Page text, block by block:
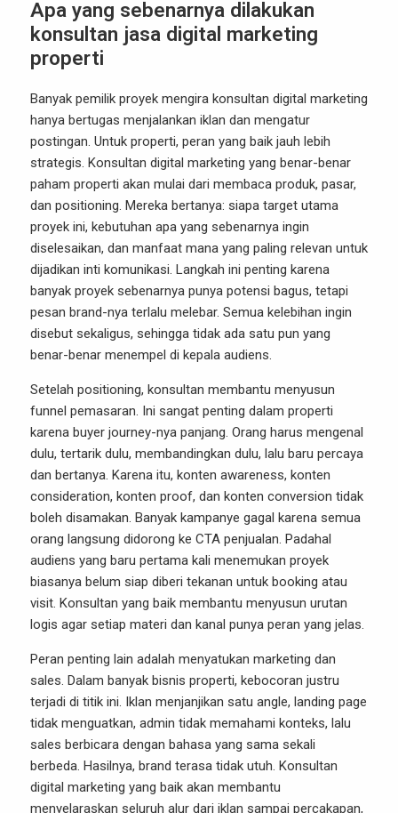
Apa yang sebenarnya dilakukan
konsultan jasa digital marketing
properti
Banyak pemilik proyek mengira konsultan digital marketing
hanya bertugas menjalankan iklan dan mengatur
postingan. Untuk properti, peran yang baik jauh lebih
strategis. Konsultan digital marketing yang benar-benar
paham properti akan mulai dari membaca produk, pasar,
dan positioning. Mereka bertanya: siapa target utama
proyek ini, kebutuhan apa yang sebenarnya ingin
diselesaikan, dan manfaat mana yang paling relevan untuk
dijadikan inti komunikasi. Langkah ini penting karena
banyak proyek sebenarnya punya potensi bagus, tetapi
pesan brand-nya terlalu melebar. Semua kelebihan ingin
disebut sekaligus, sehingga tidak ada satu pun yang
benar-benar menempel di kepala audiens.
Setelah positioning, konsultan membantu menyusun
funnel pemasaran. Ini sangat penting dalam properti
karena buyer journey-nya panjang. Orang harus mengenal
dulu, tertarik dulu, membandingkan dulu, lalu baru percaya
dan bertanya. Karena itu, konten awareness, konten
consideration, konten proof, dan konten conversion tidak
boleh disamakan. Banyak kampanye gagal karena semua
orang langsung didorong ke CTA penjualan. Padahal
audiens yang baru pertama kali menemukan proyek
biasanya belum siap diberi tekanan untuk booking atau
visit. Konsultan yang baik membantu menyusun urutan
logis agar setiap materi dan kanal punya peran yang jelas.
Peran penting lain adalah menyatukan marketing dan
sales. Dalam banyak bisnis properti, kebocoran justru
terjadi di titik ini. Iklan menjanjikan satu angle, landing page
tidak menguatkan, admin tidak memahami konteks, lalu
sales berbicara dengan bahasa yang sama sekali
berbeda. Hasilnya, brand terasa tidak utuh. Konsultan
digital marketing yang baik akan membantu
menyelaraskan seluruh alur dari iklan sampai percakapan,